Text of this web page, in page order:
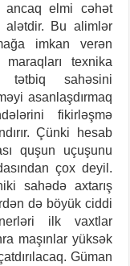
ancaq elmi cəhət
alətdir. Bu alimlər
imkan verən
texnika
tətbiq sahəsini
asanlaşdırmaq
fikirləşmə
Çünki hesab
quşun uçuşunu
çox deyil.
sahədə axtarış
də böyük ciddi
ilk vaxtlar
maşınlar yüksək
Güman